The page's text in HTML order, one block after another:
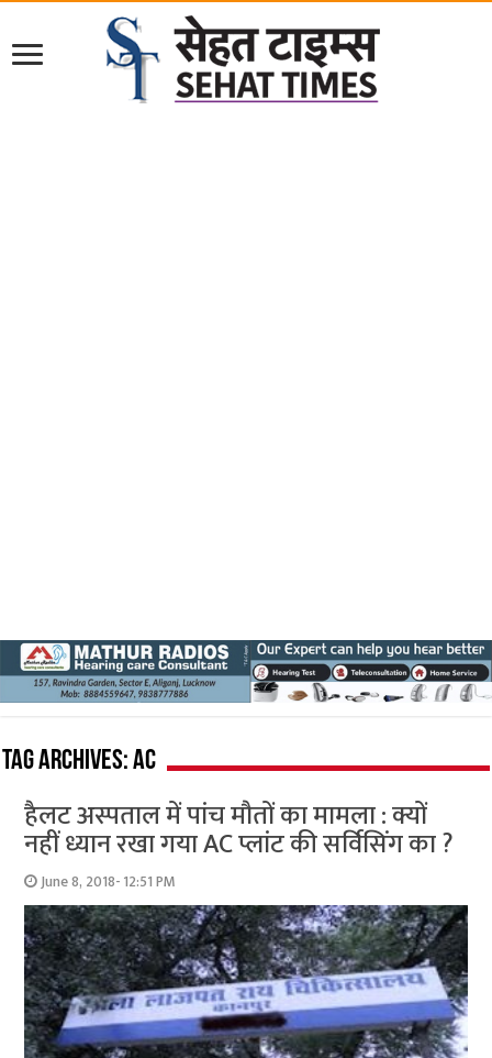
Tag Archives:AC
हैलट अस्पताल में पांच मौतों का मामला : क्यों
नहीं ध्यान रखा गया AC प्लांट की सर्विसिंग का ?
June 8, 2018- 12:51 PM